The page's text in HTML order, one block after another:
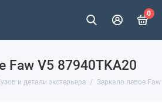
0
Faw V5 87940TKA20
и детали экстерьера Зеркало левое